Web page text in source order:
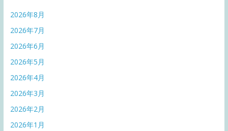
2026年8月
2026年7月
2026年6月
2026年5月
2026年4月
2026年3月
2026年2月
2026年1月